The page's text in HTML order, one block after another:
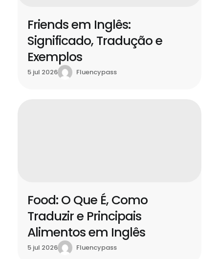
Friends em Inglês:
Significado, Tradução e
Exemplos
Fluencypass
5 jul 2026
Food: O Que É, Como
Traduzir e Principais
Alimentos em Inglês
Fluencypass
5 jul 2026